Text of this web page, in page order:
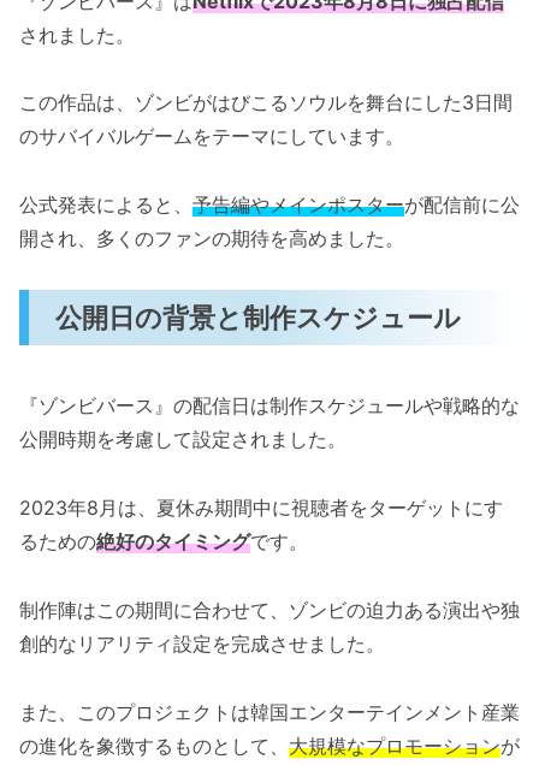
されました。
この作品は、ゾンビがはびこるソウルを舞台にした3日間
のサバイバルゲームをテーマにしています。
公式発表によると、 予告編やメインポスターが配信前に公
開され、多くのファンの期待を高めました。
公開日の背景と制作スケジュール
『ゾンビバース』の配信日は制作スケジュールや戦略的な
公開時期を考慮して設定されました。
2023年8月は、夏休み期間中に視聴者をターゲットにす
るための絶好のタイミングです。
制作陣はこの期間に合わせて、ゾンビの迫力ある演出や独
創的なリアリティ設定を完成させました。
また、このプロジェクトは韓国エンターテインメント産業
の進化を象徴するものとして、 大規模なプロモーションが